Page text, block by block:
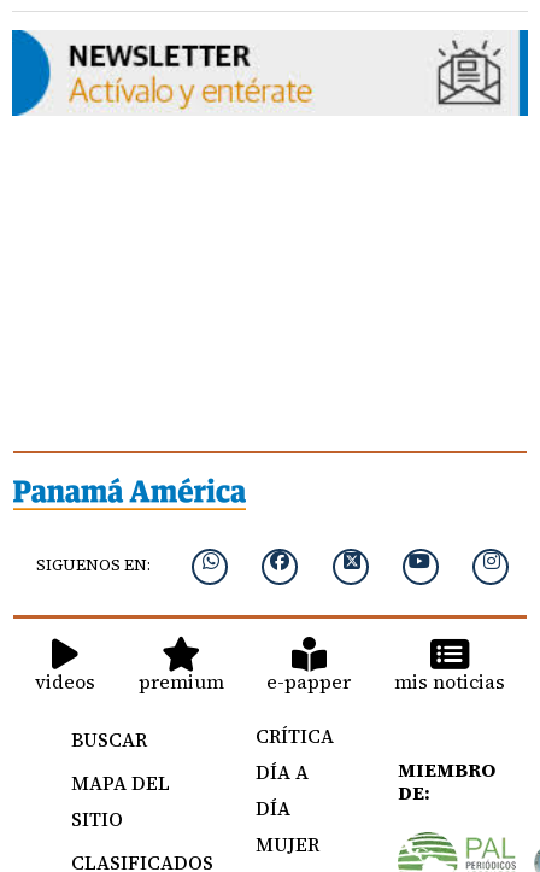
SIGUENOS EN:
videos premium e-papper mis noticias
BUSCAR
MAPA DEL
SITIO
CLASIFICADOS
CRÍTICA
DÍA A
DÍA
MUJER
MIEMBRO
DE: